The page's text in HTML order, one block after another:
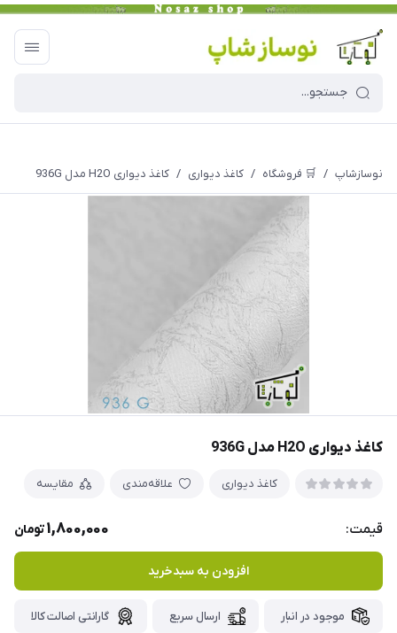
نوسازشاپ / 🛒 فروشگاه / کاغذ دیواری / کاغذ دیواری H2O مدل 936G
کاغذ دیواری H2O مدل 936G
کاغذ دیواری علاقه‌مندی مقایسه
قیمت: 1,800,000تومان
افزودن به سبدخرید
موجود در انبار ارسال سریع گارانتی اصالت کالا